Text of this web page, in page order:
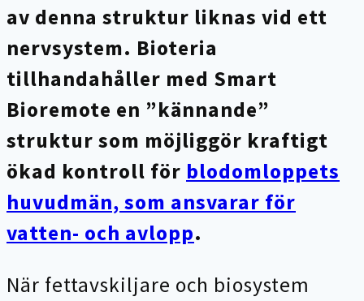
av denna struktur liknas vid ett
nervsystem. Bioteria
tillhandahåller med Smart
Bioremote en ”kännande”
struktur som möjliggör kraftigt
ökad kontroll för blodomloppets
huvudmän, som ansvarar för
vatten- och avlopp.
När fettavskiljare och biosystem